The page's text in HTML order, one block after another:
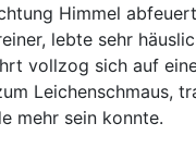
Himmel
lebte sehr
vollzog sich auf
Leichenschmaus,
mehr sein konnte.